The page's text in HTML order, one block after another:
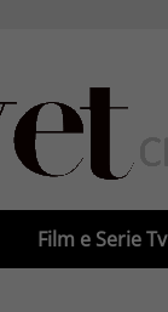
Film e Serie Tv